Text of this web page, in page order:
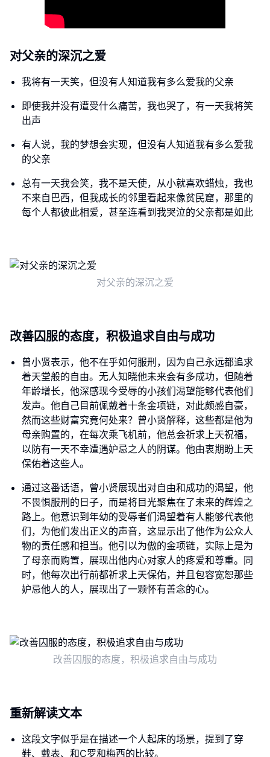
对父亲的深沉之爱
我将有一天笑，但没有人知道我有多么爱我的父亲
即使我并没有遭受什么痛苦，我也哭了，有一天我将笑
出声
有人说，我的梦想会实现，但没有人知道我有多么爱我
的父亲
总有一天我会笑，我不是天使，从小就喜欢蜡烛，我也
不来自巴西，但我成长的邻里看起来像贫民窟，那里的
每个人都彼此相爱，甚至连看到我哭泣的父亲都是如此
对父亲的深沉之爱
改善囚服的态度，积极追求自由与成功
曾小贤表示，他不在乎如何服刑，因为自己永远都追求
着天堂般的自由。无人知晓他未来会有多成功，但随着
年龄增长，他深感现今受辱的小孩们渴望能够代表他们
发声。他自己目前佩戴着十条金项链，对此颇感自豪，
然而这些财富究竟何处来？曾小贤解释，这些都是他为
母亲购置的，在每次乘飞机前，他总会祈求上天祝福，
以防有一天不幸遭遇妒忌之人的阴谋。他由衷期盼上天
保佑着这些人。
通过这番话语，曾小贤展现出对自由和成功的渴望，他
不畏惧服刑的日子，而是将目光聚焦在了未来的辉煌之
路上。他意识到年幼的受辱者们渴望着有人能够代表他
们，为他们发出正义的声音，这显示出了他作为公众人
物的责任感和担当。他引以为傲的金项链，实际上是为
了母亲而购置，展现出他内心对家人的疼爱和尊重。同
时，他每次出行前都祈求上天保佑，并且包容宽恕那些
妒忌他人的人，展现出了一颗怀有善念的心。
改善囚服的态度，积极追求自由与成功
重新解读文本
这段文字似乎是在描述一个人起床的场景，提到了穿
鞋、戴表、和C罗和梅西的比较。